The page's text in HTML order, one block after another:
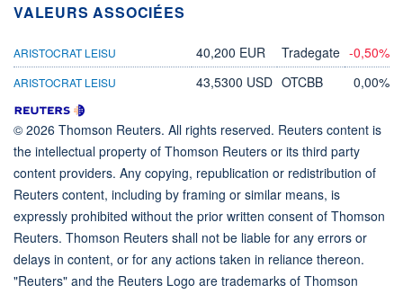
VALEURS ASSOCIÉES
ARISTOCRAT LEISU 40,200 EUR Tradegate -0,50%
ARISTOCRAT LEISU 43,5300 USD OTCBB 0,00%
© 2026 Thomson Reuters. All rights reserved. Reuters content is
the intellectual property of Thomson Reuters or its third party
content providers. Any copying, republication or redistribution of
Reuters content, including by framing or similar means, is
expressly prohibited without the prior written consent of Thomson
Reuters. Thomson Reuters shall not be liable for any errors or
delays in content, or for any actions taken in reliance thereon.
"Reuters" and the Reuters Logo are trademarks of Thomson